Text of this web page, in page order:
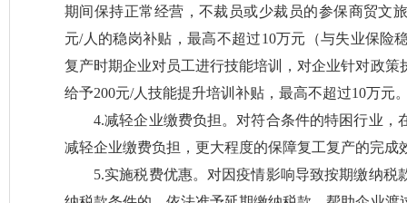
期间保持正常经营，不裁员或少裁员的参保商贸文
元/人的稳岗补贴，最高不超过10万元（与失业保险
复产时期企业对员工进行技能培训，对企业针对政
给予200元/人技能提升培训补贴，最高不超过10万元
4.减轻企业缴费负担。对符合条件的特困行业，
减轻企业缴费负担，更大程度的保障复工复产的完成
5.实施税费优惠。对因疫情影响导致按期缴纳